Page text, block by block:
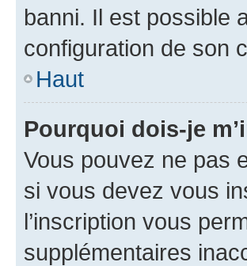
banni. Il est possible
configuration de son
Haut
Pourquoi dois-je
Vous pouvez ne pas
si vous devez vous
l’inscription vous
supplémentaires